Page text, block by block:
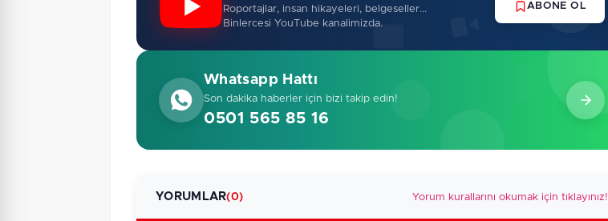
Roportajlar, insan hikayeleri, belgeseller...
Binlercesi YouTube kanalimizda.
ABONE OL
Whatsapp Hattı
Son dakika haberler için bizi takip edin!
0501 565 85 16
YORUMLAR(0) Yorum kurallarını okumak için tıklayınız!